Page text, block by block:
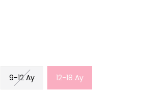
9-12 Ay 12-18 Ay